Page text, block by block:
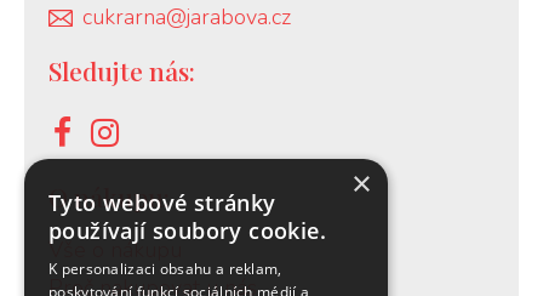
cukrarna@jarabova.cz
Sledujte nás:
O nákupu:
Vše o nákupu
Proč nakupovat u nás
×
Tyto webové stránky
používají soubory cookie.
K personalizaci obsahu a reklam,
poskytování funkcí sociálních médií a